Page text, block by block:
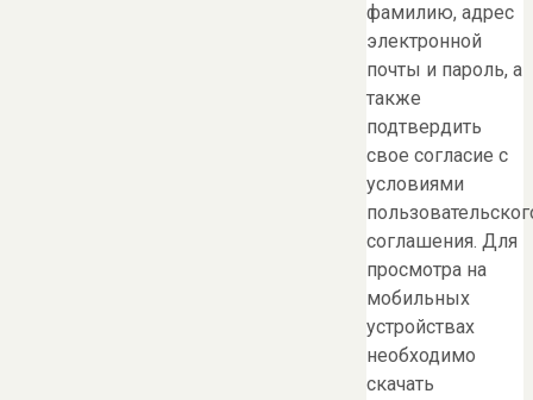
фамилию, адрес
электронной
почты и пароль, а
также
подтвердить
свое согласие с
условиями
соглашения. Для
просмотра на
мобильных
устройствах
необходимо
скачать